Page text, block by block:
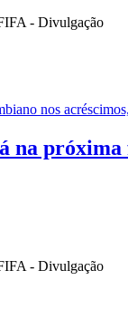
nos
na próxima